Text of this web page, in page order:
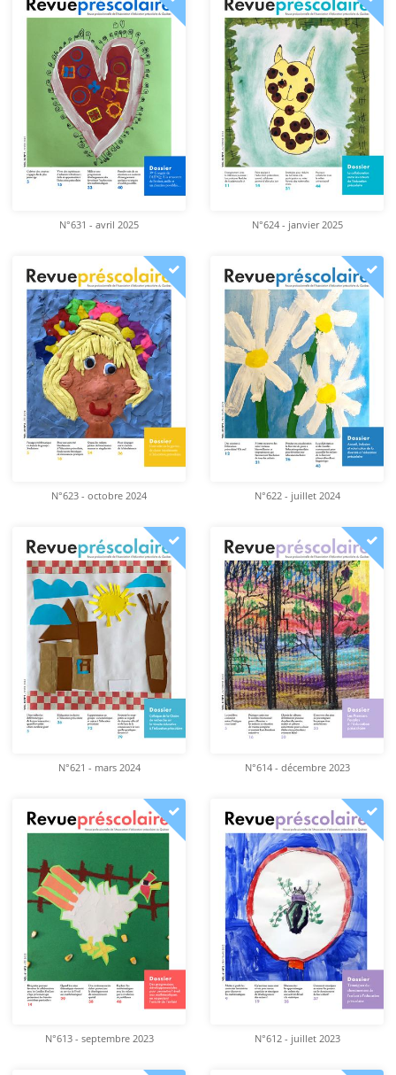
N°631 - avril 2025 N°624 - janvier 2025
N°623 - octobre 2024 N°622 - juillet 2024
N°621 - mars 2024 N°614 - décembre 2023
N°613 - septembre 2023 N°612 - juillet 2023